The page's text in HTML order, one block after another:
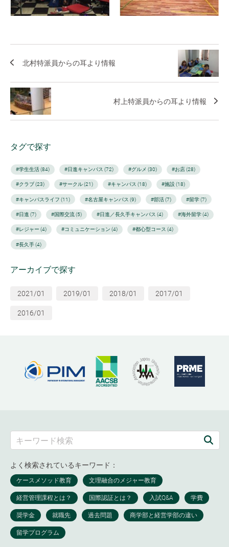
北村特派員からの耳より情報
村上特派員からの耳より情報
タグで探す
#学生生活 (84) #日進キャンパス (72) #グルメ (30) #お店 (28)
#クラブ (23) #サークル (21) #キャンパス (18) #施設 (18)
#キャンパスライフ (11) #名古屋キャンパス (9) #部活 (7) #留学 (7)
#日進 (7) #国際交流 (5) #日進／長久手キャンパス (4) #海外留学 (4)
#レジャー (4) #コミュニケーション (4) #都心型コース (4)
#長久手 (4)
アーカイブで探す
2021/01 2019/01 2018/01 2017/01
2016/01
よく検索されているキーワード：